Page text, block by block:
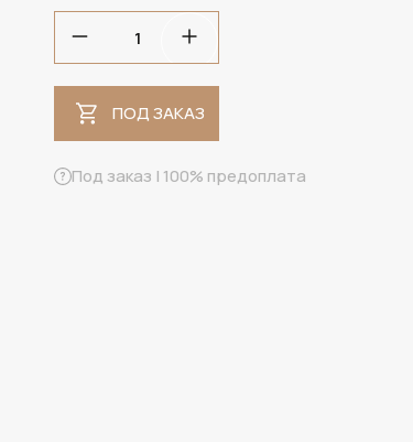
ПОД ЗАКАЗ
Под заказ | 100% предоплата